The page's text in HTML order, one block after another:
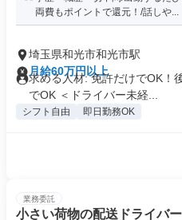
両費もポイントで還元！/話しや...
埼玉県和光市和光市駅
月給60万円以上
求める人材: 免許だけでOK！
でOK ＜ドライバー未経...
シフト自由 即日勤務OK
業務委託
小さい荷物の配送ドライバー